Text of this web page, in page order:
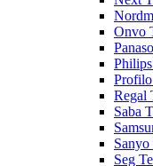
Onvo
Regal
Saba
Seg